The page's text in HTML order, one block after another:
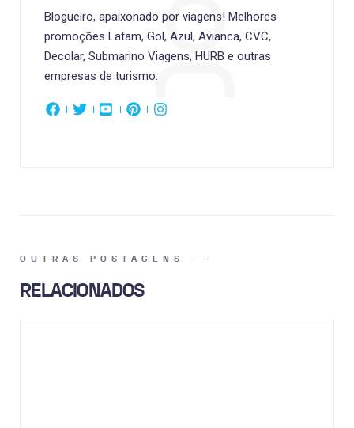
Blogueiro, apaixonado por viagens! Melhores
promoções Latam, Gol, Azul, Avianca, CVC,
Decolar, Submarino Viagens, HURB e outras
empresas de turismo.
OUTRAS POSTAGENS
RELACIONADOS